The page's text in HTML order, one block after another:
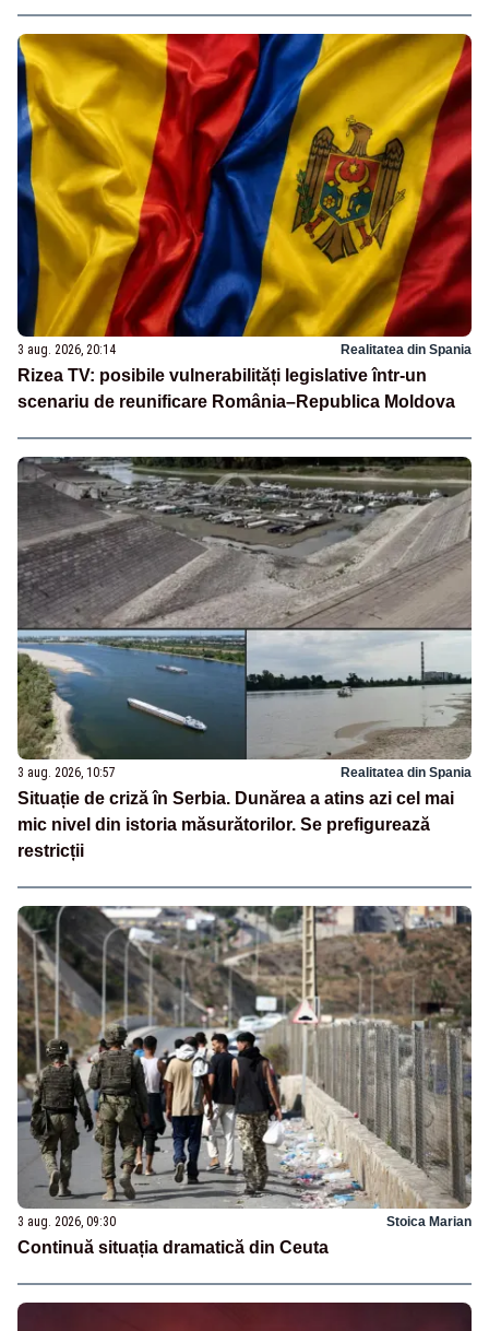
3 aug. 2026, 20:14 Realitatea din Spania
Rizea TV: posibile vulnerabilități legislative într-un
scenariu de reunificare România–Republica Moldova
3 aug. 2026, 10:57 Realitatea din Spania
Situație de criză în Serbia. Dunărea a atins azi cel mai
mic nivel din istoria măsurătorilor. Se prefigurează
restricții
3 aug. 2026, 09:30 Stoica Marian
Continuă situația dramatică din Ceuta